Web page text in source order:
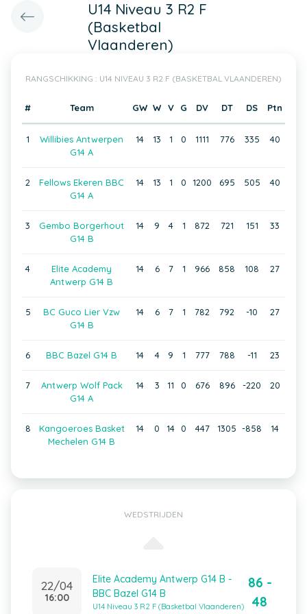
U14 Niveau 3 R2 F
(Basketbal
Vlaanderen)
RANGSCHIKKING : U14 NIVEAU 3 R2 F (BASKETBAL VLAANDEREN)
# Team GW W V G DV DT DS Ptn
1
Willibies Antwerpen
G14 A
14 13 1 0 1111 776 335 40
2
Fellows Ekeren BBC
G14 A
14 13 1 0 1200 695 505 40
3
Gembo Borgerhout
G14 B
14 9 4 1 872 721 151 33
4
Elite Academy
Antwerp G14 B
14 6 7 1 966 858 108 27
5
BC Guco Lier Vzw
G14 B
14 6 7 1 782 792 -10 27
6 BBC Bazel G14 B 14 4 9 1 777 788 -11 23
7
Antwerp Wolf Pack
G14 A
14 3 11 0 676 896 -220 20
8
Kangoeroes Basket
Mechelen G14 B
14 0 14 0 447 1305 -858 14
WEDSTRIJDEN
22/04
16:00
Elite Academy Antwerp G14 B -
BBC Bazel G14 B
U14 Niveau 3 R2 F (Basketbal Vlaanderen)
86 -
48